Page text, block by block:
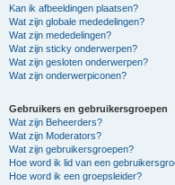
Kan ik afbeeldingen plaatsen?
Wat zijn globale mededelingen?
Wat zijn mededelingen?
Wat zijn sticky onderwerpen?
Wat zijn gesloten onderwerpen?
Wat zijn onderwerpiconen?
Gebruikers en gebruikersgroepen
Wat zijn Beheerders?
Wat zijn Moderators?
Wat zijn gebruikersgroepen?
Hoe word ik lid van een
Hoe word ik een groepsleider?